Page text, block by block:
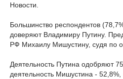
Новости.
Большинство респондентов
доверяют Владимиру Путину.
РФ Михаилу Мишустину, судя по
Деятельность Путина одобряют
деятельность Мишустина -